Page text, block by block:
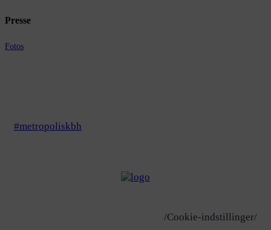
Presse
Fotos
#metropoliskbh
/Cookie-indstillinger/